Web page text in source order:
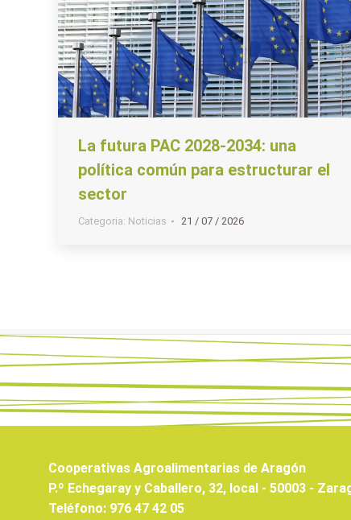
La futura PAC 2028-2034: una
política común para estructurar el
sector
Categoria: Noticias 21 / 07 / 2026
Cooperativas Agroalimentarias de Aragón
P.º Echegaray y Caballero, 32, local - 50003 -
Teléfono: 976 47 42 05